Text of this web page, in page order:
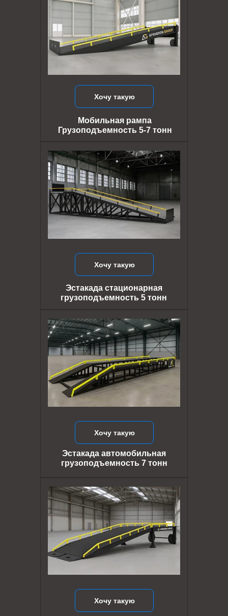
Хочу такую
Хочу такую
Эстакада автомобильная
грузоподъемность 7 тонн
Хочу такую
Эстакада стационарная
грузоподъемность 5 тонн
Хочу такую
Мобильная рампа
Грузоподъемность 5-7 тонн